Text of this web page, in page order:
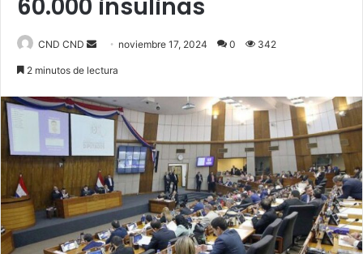
60.000 insulinas
CND CND
Send noviembre 17, 2024 0 342
2 minutos de lectura